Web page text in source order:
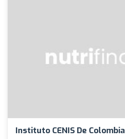
Instituto CENIS De Colombia